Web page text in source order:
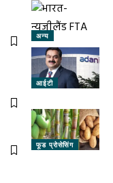
अन्य
आईटी
फूड प्रोसेसिंग